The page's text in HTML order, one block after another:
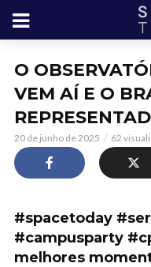
O
VEM AÍ E O
20 de junho de 2025 62
#spacetoday
#campusparty
melhores